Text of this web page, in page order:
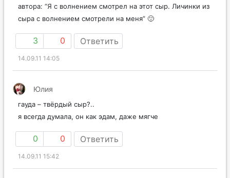
личинки могут проявить агрессию 🙂 Как-то там было у
автора: “Я с волнением смотрел на этот сыр. Личинки из
3 0 Ответить
14.09.11 14:05
Юлия
гауда – твёрдый сыр?..
0 0 Ответить
14.09.11 15:42